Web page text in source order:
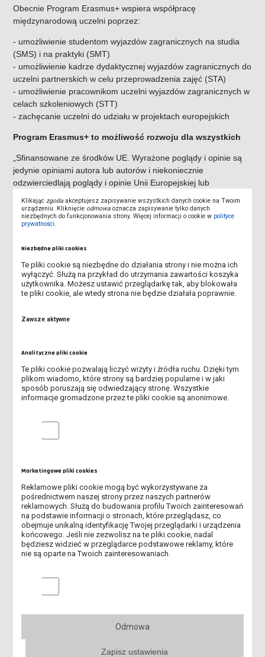
O PROGRAMIE
Erasmus+ Policy Statement 2014-2020
Erasmus+ Policy Statement 2021-2027
Obecnie Program Erasmus+ wspiera współpracę
międzynarodową uczelni poprzez:
- umożliwienie studentom wyjazdów zagranicznych na studia
(SMS) i na praktyki (SMT)
- umożliwienie kadrze dydaktycznej wyjazdów zagranicznych do
uczelni partnerskich w celu przeprowadzenia zajęć (STA)
- umożliwienie pracownikom uczelni wyjazdów zagranicznych w
celach szkoleniowych (STT)
- zachęcanie uczelni do udziału w projektach europejskich
Program Erasmus+ to możliwość rozwoju dla wszystkich
„Sfinansowane ze środków UE. Wyrażone poglądy i opinie są
jedynie opiniami autora lub autorów i niekoniecznie
odzwierciedlają poglądy i opinie Unii Europejskiej lub
(EACEA). Unia Europejska ani podmiot udzielający dotacji nie
ponoszą za nie odpowiedzialności”
O programie ERASMUS+
Lista uczelni partnerskich
Erasmus+ Policy Statement 2014-2020
Erasmus+ Policy Statement 2021-2027
Do pobrania
Klikajączgoda akceptujesz zapisywanie wszystkich danych cookie na Twoim
urządzeniu. Kliknięcie odmowa oznacza zapisywanie tylko danych
niezbędnych do funkcjonowania strony. Więcej informacji o cookie w polityce
prywatności.
Niezbędne pliki cookies
Te pliki cookie są niezbędne do działania strony i nie można ich
wyłączyć. Służą na przykład do utrzymania zawartości koszyka
użytkownika. Możesz ustawić przeglądarkę tak, aby blokowała
te pliki cookie, ale wtedy strona nie będzie działała poprawnie.
Zawsze aktywne
Analityczne pliki cookie
Te pliki cookie pozwalają liczyć wizyty i źródła ruchu. Dzięki tym
plikom wiadomo, które strony są bardziej popularne i w jaki
sposób poruszają się odwiedzający stronę. Wszystkie
informacje gromadzone przez te pliki cookie są anonimowe.
Analityczne pliki cookie
Marketingowe pliki cookies
Reklamowe pliki cookie mogą być wykorzystywane za
pośrednictwem naszej strony przez naszych partnerów
reklamowych. Służą do budowania profilu Twoich zainteresowań
na podstawie informacji o stronach, które przeglądasz, co
obejmuje unikalną identyfikację Twojej przeglądarki i urządzenia
końcowego. Jeśli nie zezwolisz na te pliki cookie, nadal
będziesz widzieć w przeglądarce podstawowe reklamy, które
nie są oparte na Twoich zainteresowaniach.
Marketingowe pliki cookies
Odmowa
Zapisz ustawienia